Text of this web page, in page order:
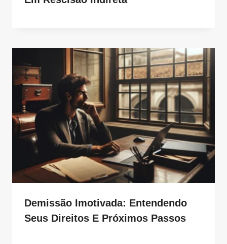
Demissão Imotivada: Entendendo
Seus Direitos E Próximos Passos